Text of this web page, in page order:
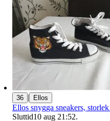
36 | Ellos
Ellos snygga sneakers,
Sluttid10 aug 21:52.